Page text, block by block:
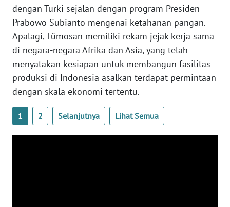
dengan Turki sejalan dengan program Presiden
Prabowo Subianto mengenai ketahanan pangan.
Apalagi, Tümosan memiliki rekam jejak kerja sama
di negara-negara Afrika dan Asia, yang telah
menyatakan kesiapan untuk membangun fasilitas
produksi di Indonesia asalkan terdapat permintaan
dengan skala ekonomi tertentu.
1 2 Selanjutnya Lihat Semua
WN
BABEL
WN
SUMBAR
WN